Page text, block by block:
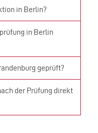
in Berlin?
in Berlin
geprüft?
der Prüfung direkt